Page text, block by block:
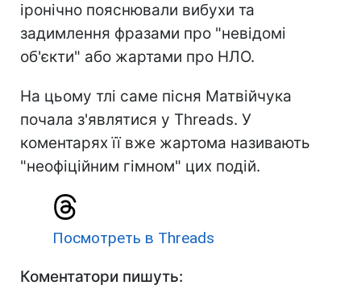
іронічно пояснювали вибухи та
задимлення фразами про "невідомі
об'єкти" або жартами про НЛО.
На цьому тлі саме пісня Матвійчука
почала з'являтися у Threads. У
коментарях її вже жартома називають
"неофіційним гімном" цих подій.
Посмотреть в Threads
Коментатори пишуть: